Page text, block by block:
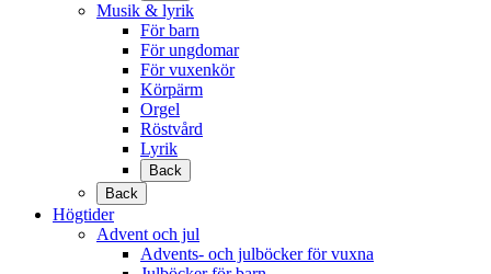
Musik & lyrik
För barn
För ungdomar
För vuxenkör
Körpärm
Orgel
Röstvård
Lyrik
Back
Back
Högtider
Advent och jul
Advents- och julböcker för vuxna